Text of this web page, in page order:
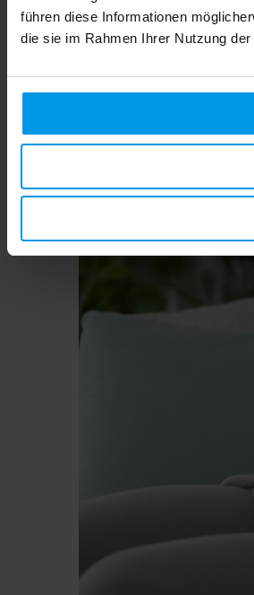
führen diese Informationen
die sie im Rahmen Ihrer Nutzung